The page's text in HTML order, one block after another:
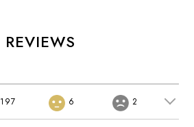
[space-e] タコマ
オブノーズティ
ティー・ロゴ・コ
ラボ・MEN'S /
LADY'S [2026SS]
(TACOMA FUJI
REVIEWS
197 6 2